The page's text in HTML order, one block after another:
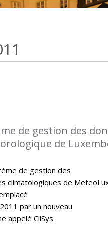
de gestion des
de
de gestion des
climatologiques de
par un nouveau
appelé CliSys.